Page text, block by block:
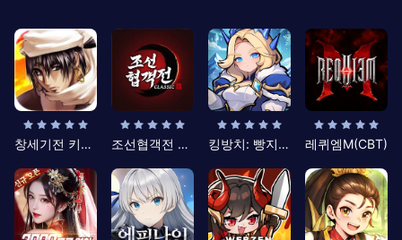
창세기전 키우기 조선협객전 클래식 킹방치: 빵지의 제왕 레퀴엠M(CBT)